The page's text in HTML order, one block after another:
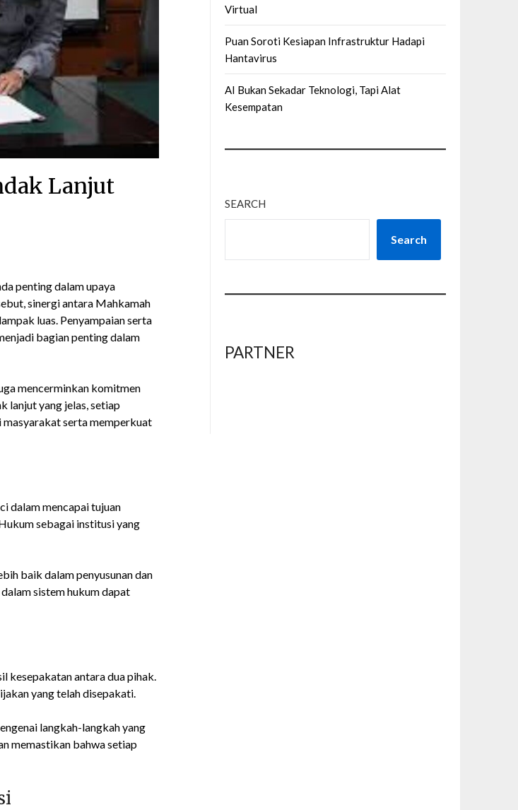
Lanjut
penting dalam upaya
sinergi antara Mahkamah
luas. Penyampaian serta
bagian penting dalam
mencerminkan komitmen
lanjut yang jelas, setiap
serta memperkuat
dalam mencapai tujuan
sebagai institusi yang
baik dalam penyusunan dan
sistem hukum dapat
kesepakatan antara dua pihak.
yang telah disepakati.
langkah-langkah yang
memastikan bahwa setiap
Virtual
Puan Soroti Kesiapan Infrastruktur Hadapi
Hantavirus
AI Bukan Sekadar Teknologi, Tapi Alat
Kesempatan
SEARCH
Search
PARTNER